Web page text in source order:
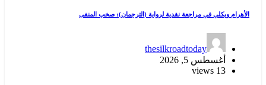
الأهرام ويكلي في مراجعة نقدية لرواية (الترجمان): صخب المنفى
thesilkroadtoday
أغسطس 5, 2026
13 views